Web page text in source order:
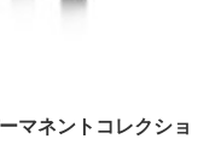
マネントコレクショ